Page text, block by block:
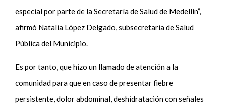
especial por parte de la Secretaría de Salud de Medellín”,
afirmó Natalia López Delgado, subsecretaria de Salud
Pública del Municipio.
Es por tanto, que hizo un llamado de atención a la
comunidad para que en caso de presentar fiebre
persistente, dolor abdominal, deshidratación con señales